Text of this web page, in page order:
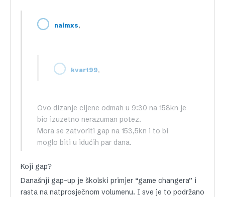
naimxs,
kvart99,
Ovo dizanje cijene odmah u 9:30 na 158kn je
bio izuzetno nerazuman potez.
Mora se zatvoriti gap na 153,5kn i to bi
moglo biti u idućih par dana.
Koji gap?
Današnji gap-up je školski primjer “game changera” i
rasta na natprosječnom volumenu. I sve je to podržano